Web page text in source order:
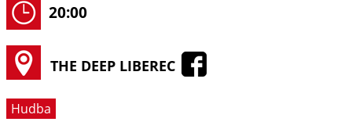
20:00
THE DEEP LIBEREC
Hudba